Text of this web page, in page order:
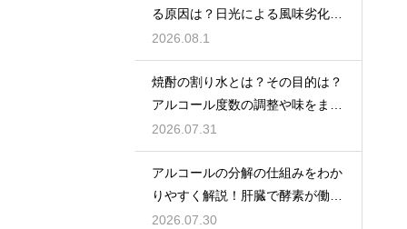
る原因は？日光による風味劣化を
解説
2026.08.1
焼酎の割り水とは？その目的は？
アルコール度数の調整や味をまろ
やかにする効果を解説
2026.07.31
アルコールの分解の仕組みをわか
りやすく解説！肝臓で酵素が働き
アセトアルデヒドに変化して無害
2026.07.30